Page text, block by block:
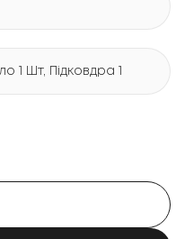
1 Шт, Підковдра 1 Шт